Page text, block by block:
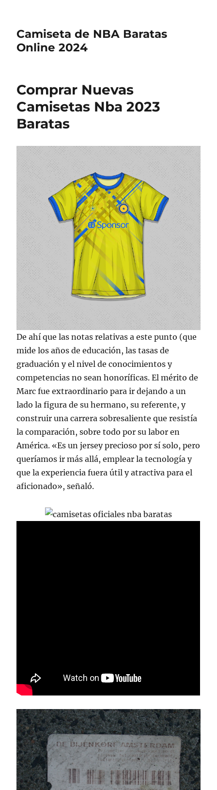
Camiseta de NBA Baratas
Online 2024
Comprar Nuevas
Camisetas Nba 2023
Baratas
De ahí que las notas relativas a este punto (que
mide los años de educación, las tasas de
graduación y el nivel de conocimientos y
competencias no sean honoríficas. El mérito de
Marc fue extraordinario para ir dejando a un
lado la figura de su hermano, su referente, y
construir una carrera sobresaliente que resistía
la comparación, sobre todo por su labor en
América. «Es un jersey precioso por sí solo, pero
queríamos ir más allá, emplear la tecnología y
que la experiencia fuera útil y atractiva para el
aficionado», señaló.